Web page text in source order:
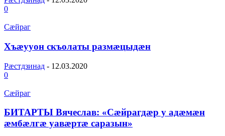
0
Сæйраг
Хъæууон скъолаты размæцыдæн
Рæстдзинад - 12.03.2020
0
Сæйраг
БИТАРТЫ Вячеслав: «Сæйрагдæр у адæмæн
æмбæлгæ уавæртæ саразын»